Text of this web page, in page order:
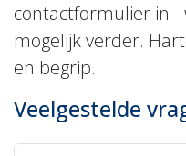
contactformulier in -
mogelijk verder.
en begrip.
Veelgestelde